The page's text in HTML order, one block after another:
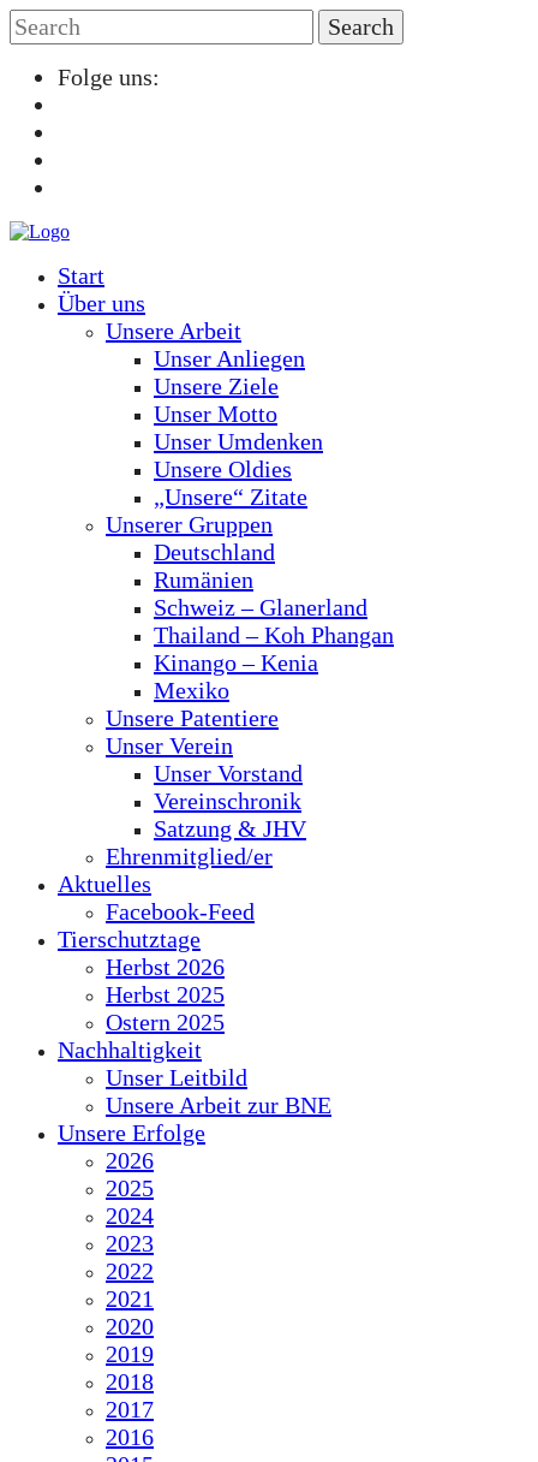
Folge uns:
Start
Über uns
Unsere Arbeit
Unser Anliegen
Unsere Ziele
Unser Motto
Unser Umdenken
Unsere Oldies
„Unsere“ Zitate
Unserer Gruppen
Deutschland
Rumänien
Schweiz – Glanerland
Thailand – Koh Phangan
Kinango – Kenia
Mexiko
Unsere Patentiere
Unser Verein
Unser Vorstand
Vereinschronik
Satzung & JHV
Ehrenmitglied/er
Aktuelles
Facebook-Feed
Tierschutztage
Herbst 2026
Herbst 2025
Ostern 2025
Nachhaltigkeit
Unser Leitbild
Unsere Arbeit zur BNE
Unsere Erfolge
2026
2025
2024
2023
2022
2021
2020
2019
2018
2017
2016